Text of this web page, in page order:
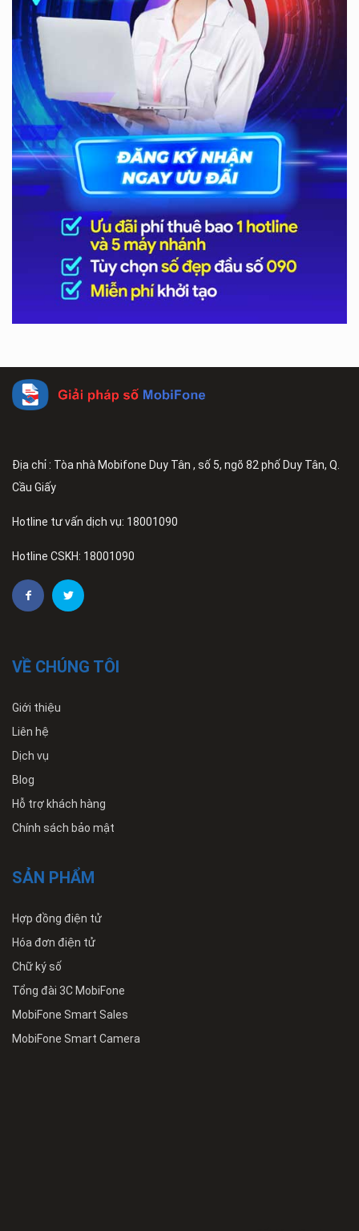
Địa chỉ : Tòa nhà Mobifone Duy Tân , số 5, ngõ 82 phố Duy Tân, Q.
Cầu Giấy
Hotline tư vấn dịch vụ: 18001090
Hotline CSKH: 18001090
VỀ CHÚNG TÔI
Giới thiệu
Liên hệ
Dịch vụ
Blog
Hỗ trợ khách hàng
Chính sách bảo mật
SẢN PHẨM
Hợp đồng điện tử
Hóa đơn điện tử
Chữ ký số
Tổng đài 3C MobiFone
MobiFone Smart Sales
MobiFone Smart Camera